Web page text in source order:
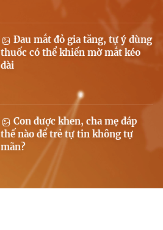
Đau mắt đỏ gia tăng, tự ý dùng
thuốc có thể khiến mờ mắt kéo
dài
Con được khen, cha mẹ đáp
thế nào để trẻ tự tin không tự
mãn?